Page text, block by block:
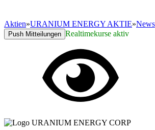
Aktien»URANIUM ENERGY AKTIE»News
Push Mitteilungen Realtimekurse aktiv